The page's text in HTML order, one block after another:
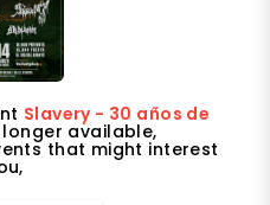
Slavery - 30 años de
longer available,
that might interest